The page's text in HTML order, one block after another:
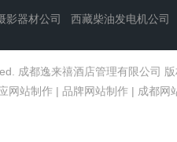
影器材公司 西藏柴油发电机公司
成都逸来禧酒店管理有限公司
网站制作 | 品牌网站制作 | 成都网